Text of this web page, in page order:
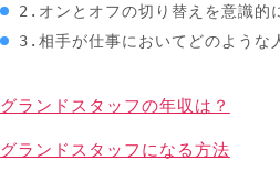
2.オンとオフの切り替えを意識的
3.相手が仕事においてどのような
グランドスタッフの年収は？
グランドスタッフになる方法